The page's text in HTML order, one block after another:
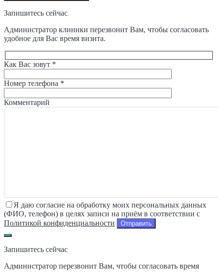
Запишитесь сейчас
Администратор клиники перезвонит Вам, чтобы согласовать
удобное для Вас время визита.
Как Вас зовут *
Номер телефона *
Комментарий
Я даю согласие на обработку моих персональных данных
(ФИО, телефон) в целях записи на приём в соответствии с
Политикой конфиденциальности
Запишитесь сейчас
Администратор перезвонит Вам, чтобы согласовать время